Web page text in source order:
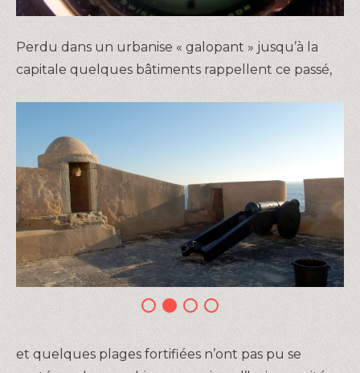
Perdu dans un urbanise « galopant » jusqu’à la
capitale quelques bâtiments rappellent ce passé,
et quelques plages fortifiées n’ont pas pu se